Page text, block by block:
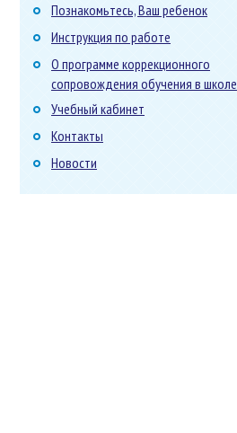
Познакомьтесь, Ваш ребенок
Инструкция по работе
О программе коррекционного
сопровождения обучения в школе
Учебный кабинет
Контакты
Новости